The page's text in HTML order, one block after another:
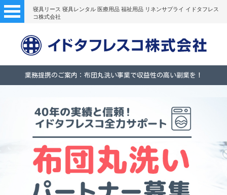
寝具リース 寝具レンタル 医療用品 福祉用品 リネンサプライ イドタフレス
コ株式会社
業務提携のご案内：布団丸洗い事業で収益性の高い副業を！